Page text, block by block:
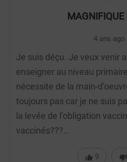
MAGNIFIQUE
4 ans ago
Je suis déçu. Je veux venir
enseigner au niveau
nécessite de la main-
toujours pas car je ne suis
la levée de l’obligation
vaccinés???…
9